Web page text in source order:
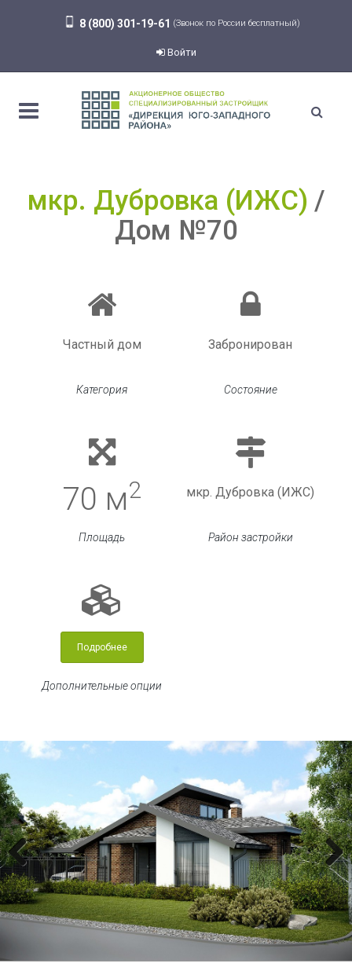
8 (800) 301-19-61 (Звонок по России бесплатный)
Войти
мкр. Дубровка (ИЖС)
Дом №70
Частный дом
Категория
Забронирован
Состояние
70 м2
Площадь
мкр. Дубровка (ИЖС)
Район застройки
Подробнее
Дополнительные опции
Previous Next